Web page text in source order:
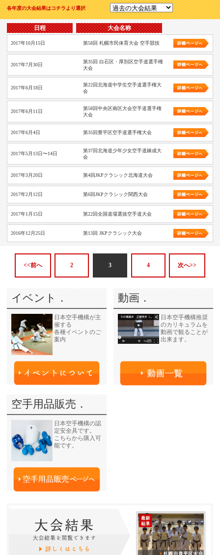
各年度の大会結果はコチラより選択
日程 大会名称
2017年10月15日 第58回 札幌市民体育大会 空手競技
2017年7月30日
第35回 白石区・厚別区空手道選手権
大会
2017年6月18日
第22回北海道中学生空手道選手権大
会
2017年6月11日
第58回中央区南区大会空手道選手権
大会
2017年6月4日 第35回豊平区空手道選手権大会
2017年5月13日〜14日
第37回北海道少年少女空手道錬成大
会
2017年3月20日 第4回JKPクラシック北海道大会
2017年2月12日 第6回JKPクラシック関西大会
2017年1月15日 第22回全国道場選抜空手道大会
2016年12月25日 第13回 JKPクラシック大会
<<前へ 2 3 4 次へ>>
イベント．
日本空手機構が主
催する
各種イベントのご
案内
動画．
日本空手機構推奨
のカリキュラムを
動画で観ることが
出来ます。
空手用品販売．
日本空手機構の認
定安全具です。
こちらから購入可
能です。